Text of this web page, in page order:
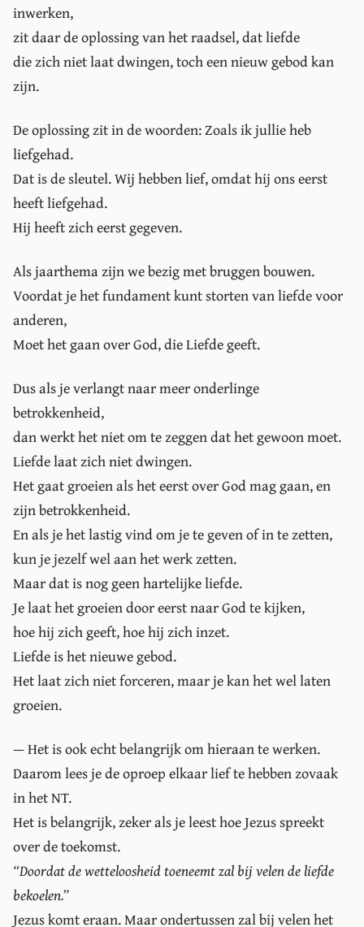
inwerken,
zit daar de oplossing van het raadsel, dat liefde
die zich niet laat dwingen, toch een nieuw gebod kan
zijn.
De oplossing zit in de woorden: Zoals ik jullie heb
liefgehad.
Dat is de sleutel. Wij hebben lief, omdat hij ons eerst
heeft liefgehad.
Hij heeft zich eerst gegeven.
Als jaarthema zijn we bezig met bruggen bouwen.
Voordat je het fundament kunt storten van liefde voor
anderen,
Moet het gaan over God, die Liefde geeft.
Dus als je verlangt naar meer onderlinge
betrokkenheid,
dan werkt het niet om te zeggen dat het gewoon moet.
Liefde laat zich niet dwingen.
Het gaat groeien als het eerst over God mag gaan, en
zijn betrokkenheid.
En als je het lastig vind om je te geven of in te zetten,
kun je jezelf wel aan het werk zetten.
Maar dat is nog geen hartelijke liefde.
Je laat het groeien door eerst naar God te kijken,
hoe hij zich geeft, hoe hij zich inzet.
Liefde is het nieuwe gebod.
Het laat zich niet forceren, maar je kan het wel laten
groeien.
— Het is ook echt belangrijk om hieraan te werken.
Daarom lees je de oproep elkaar lief te hebben zovaak
in het NT.
Het is belangrijk, zeker als je leest hoe Jezus spreekt
over de toekomst.
Doordat de wetteloosheid toeneemt zal bij velen de liefde
bekoelen.
Jezus komt eraan. Maar ondertussen zal bij velen het